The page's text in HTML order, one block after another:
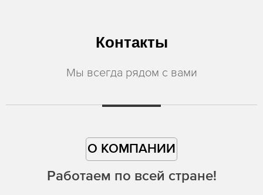
Контакты
Мы всегда рядом с вами
О КОМПАНИИ
Работаем по всей стране!